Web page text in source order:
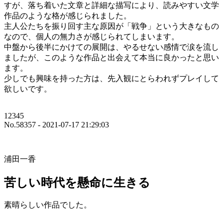
すが、落ち着いた文章と詳細な描写により、読みやすい文学
作品のような格が感じられました。
主人公たちを振り回す主な原因が「戦争」という大きなもの
なので、個人の無力さが感じられてしまいます。
中盤から後半にかけての展開は、やるせない感情で涙を流し
ましたが、このような作品と出会えて本当に良かったと思い
ます。
少しでも興味を持った方は、先入観にとらわれずプレイして
欲しいです。
12345
No.58357 - 2021-07-17 21:29:03
浦田一香
苦しい時代を懸命に生きる
素晴らしい作品でした。